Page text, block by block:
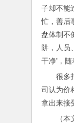
子却不能
忙，善后
盘体制不
阱，人员
干净’，
很多
司认为价
拿出来接
（